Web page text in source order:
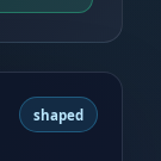
shaped